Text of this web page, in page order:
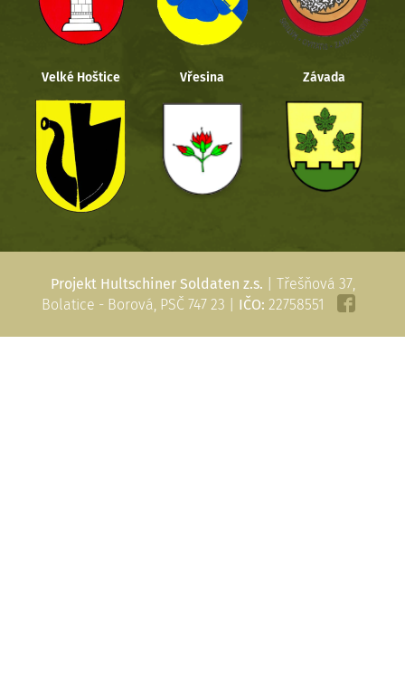
Velké Hoštice Vřesina Závada
Projekt Hultschiner Soldaten z.s. | Třešňová 37,
Bolatice - Borová, PSČ 747 23 | IČO: 22758551